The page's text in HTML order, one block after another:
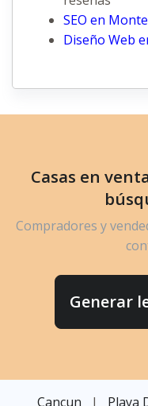
SEO en
Diseño Web
Casas en
Compradores y
Generar
Cancun | Playa